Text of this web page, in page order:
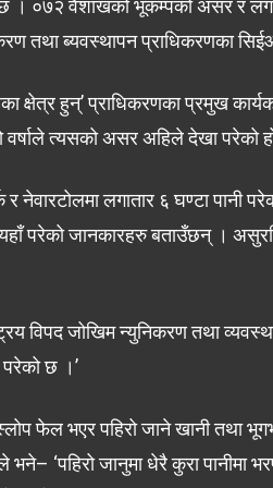
। ०७२ वैशाखको भूकम्पको असर र
तथा ब्यवस्थापन प्राधिकरणका
क्षेत्र हुन्’ प्राधिकरणका प्रमुख
वर्षाले त्यसको असर अहिले देखा परेको
लगातार ६ घण्टा पानी
परेको जानकारहरु बताउँछन् ।
विपद जोखिम न्युनिकरण तथा
परेको छ ।’
फेल भएर पहिरो जाने खानी तथा
भने– ‘पहिरो जानुमा धेरै कुरा पानीमा